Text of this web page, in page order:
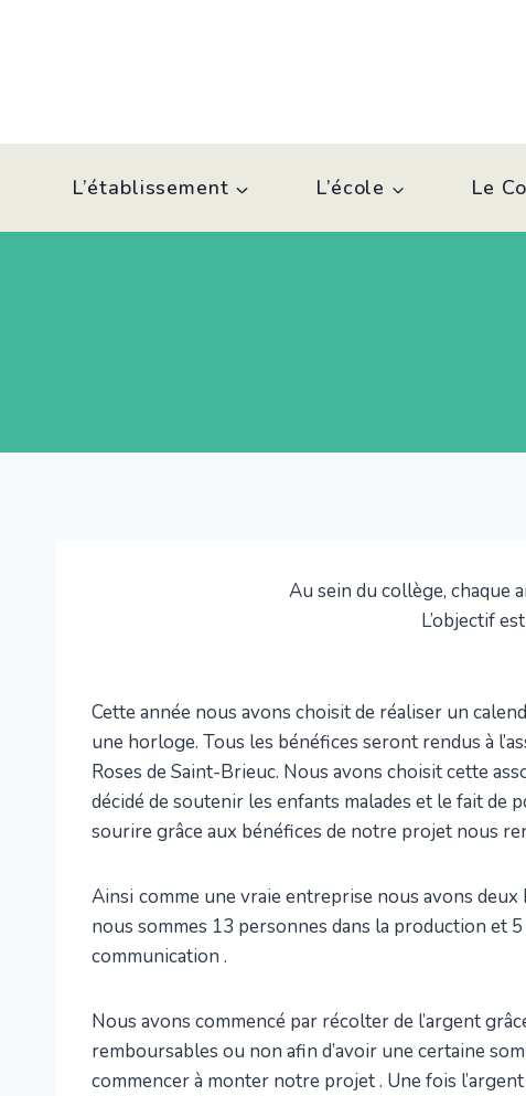
L’établissement L’école Le
Au sein du collège, chaque
L’objectif
Cette année nous avons choisit de réaliser un
une horloge. Tous les bénéfices seront rendus à
Roses de Saint-Brieuc. Nous avons choisit cette
décidé de soutenir les enfants malades et le fait de
sourire grâce aux bénéfices de notre projet nous
Ainsi comme une vraie entreprise nous avons deux
nous sommes 13 personnes dans la production et
communication .
Nous avons commencé par récolter de l’argent
remboursables ou non afin d’avoir une certaine
commencer à monter notre projet . Une fois